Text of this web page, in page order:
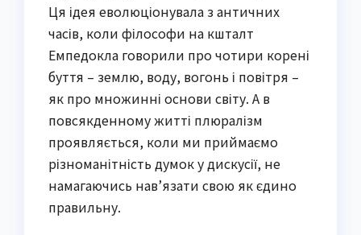
Ця ідея еволюціонувала з античних
часів, коли філософи на кшталт
Емпедокла говорили про чотири корені
буття – землю, воду, вогонь і повітря –
як про множинні основи світу. А в
повсякденному житті плюралізм
проявляється, коли ми приймаємо
різноманітність думок у дискусії, не
намагаючись нав’язати свою як єдино
правильну.